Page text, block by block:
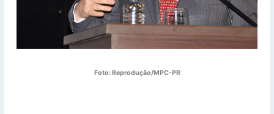
Foto: Reprodução/MPC-PR